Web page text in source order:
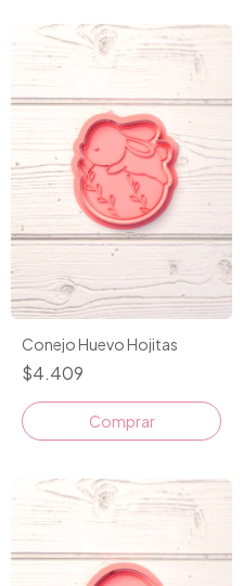
Conejo Huevo Hojitas
$4.409
Comprar